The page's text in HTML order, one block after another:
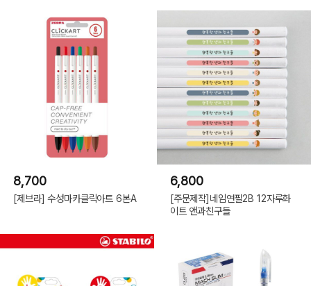
8,700
[제브라] 수성마카클릭아트 6본A
6,800
[주문제작]네임연필2B 12자루화
이트 앤과친구들